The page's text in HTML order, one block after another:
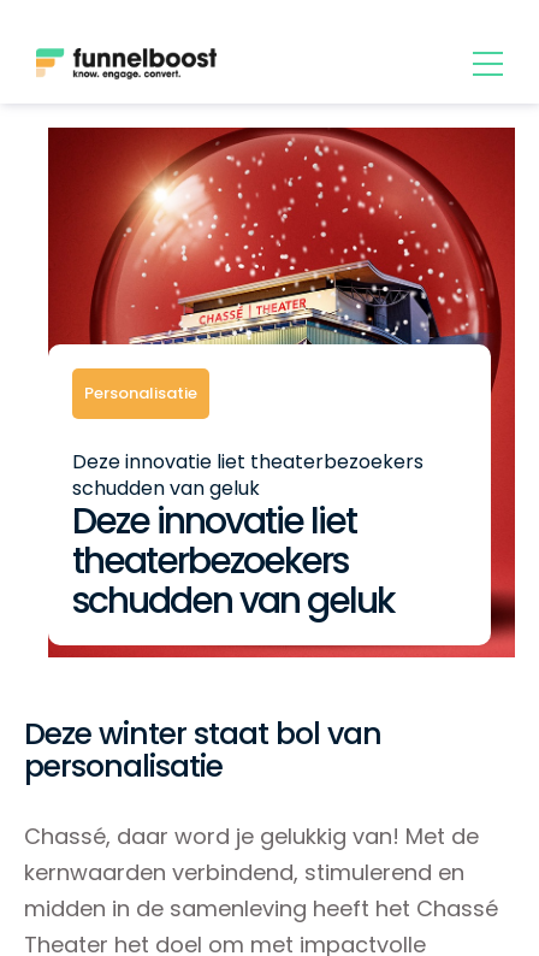
Personalisatie
Deze innovatie liet theaterbezoekers
schudden van geluk
Deze innovatie liet
theaterbezoekers
schudden van geluk
Deze winter staat bol van
personalisatie
Chassé, daar word je gelukkig van! Met de
kernwaarden verbindend, stimulerend en
midden in de samenleving heeft het Chassé
Theater het doel om met impactvolle